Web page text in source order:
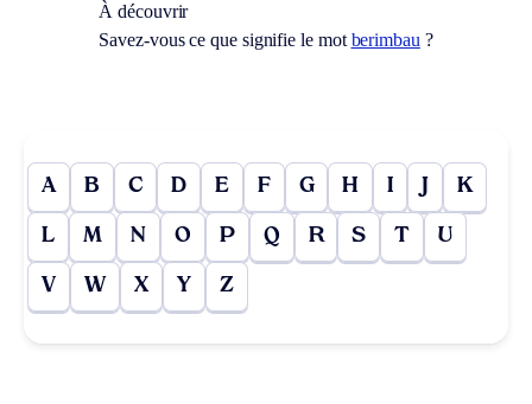
À découvrir
Savez-vous ce que signifie le mot berimbau ?
A B C D E F G H I J K
L M N O P Q R S T U
V W X Y Z